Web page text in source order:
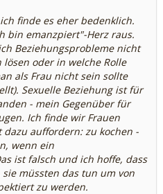
finde es eher bedenklich.
bin emanzpiert"-Herz raus.
Beziehungsprobleme nicht
oder in welche Rolle
als Frau nicht sein sollte
Sexuelle Beziehung ist für
- mein Gegenüber für
Ich finde wir Frauen
auffordern: zu kochen -
wenn ein
ist falsch und ich hoffe, dass
müssten das tun um von
zu werden.